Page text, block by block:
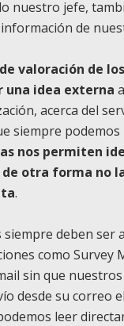
nuestro jefe,
de
valoración de
una idea externa
acerca del
siempre
nos permiten
otra forma no
.
siempre deben ser
como Survey
sin que
desde su correo
leer